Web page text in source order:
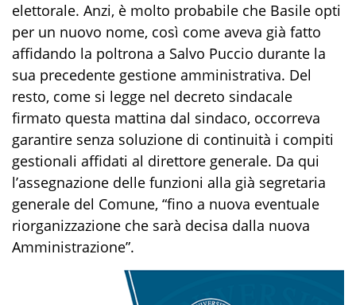
elettorale. Anzi, è molto probabile che Basile opti
per un nuovo nome, così come aveva già fatto
affidando la poltrona a Salvo Puccio durante la
sua precedente gestione amministrativa. Del
resto, come si legge nel decreto sindacale
firmato questa mattina dal sindaco, occorreva
garantire senza soluzione di continuità i compiti
gestionali affidati al direttore generale. Da qui
l’assegnazione delle funzioni alla già segretaria
generale del Comune, “fino a nuova eventuale
riorganizzazione che sarà decisa dalla nuova
Amministrazione”.